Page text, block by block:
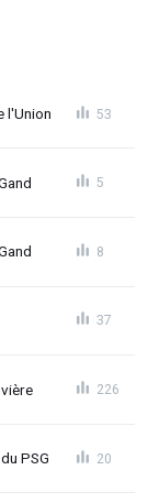
l'Union 53
5
8
37
226
PSG 20